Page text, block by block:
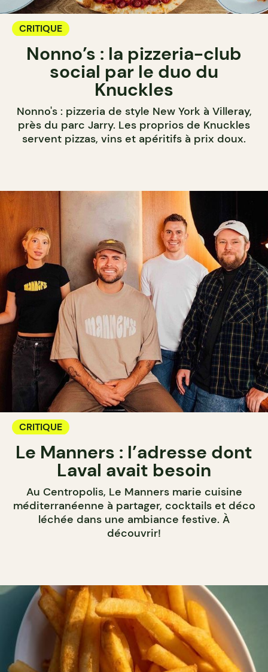
CRITIQUE
Nonno’s : la pizzeria-club
social par le duo du
Knuckles
Nonno's : pizzeria de style New York à Villeray,
près du parc Jarry. Les proprios de Knuckles
servent pizzas, vins et apéritifs à prix doux.
CRITIQUE
Le Manners : l’adresse dont
Laval avait besoin
Au Centropolis, Le Manners marie cuisine
méditerranéenne à partager, cocktails et déco
léchée dans une ambiance festive. À
découvrir!